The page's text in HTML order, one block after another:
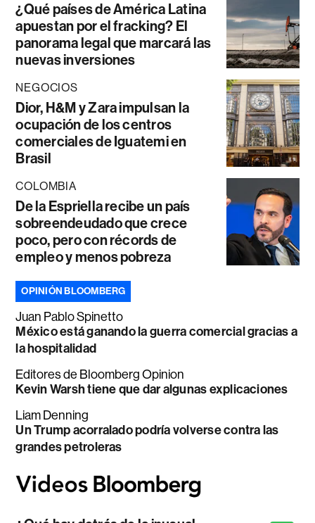
¿Qué países de América Latina
apuestan por el fracking? El
panorama legal que marcará las
nuevas inversiones
NEGOCIOS
Dior, H&M y Zara impulsan la
ocupación de los centros
comerciales de Iguatemi en
Brasil
COLOMBIA
De la Espriella recibe un país
sobreendeudado que crece
poco, pero con récords de
empleo y menos pobreza
OPINIÓN BLOOMBERG
Juan Pablo Spinetto
México está ganando la guerra comercial gracias a
la hospitalidad
Editores de Bloomberg Opinion
Kevin Warsh tiene que dar algunas explicaciones
Liam Denning
Un Trump acorralado podría volverse contra las
grandes petroleras